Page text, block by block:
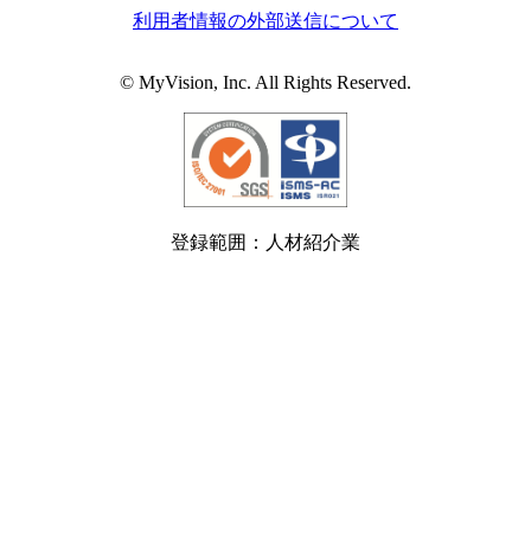
利用者情報の外部送信について
© MyVision, Inc. All Rights Reserved.
登録範囲：人材紹介業